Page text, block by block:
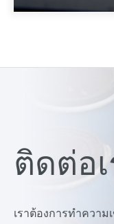
ติดต่อ
เราต้องการทำควา